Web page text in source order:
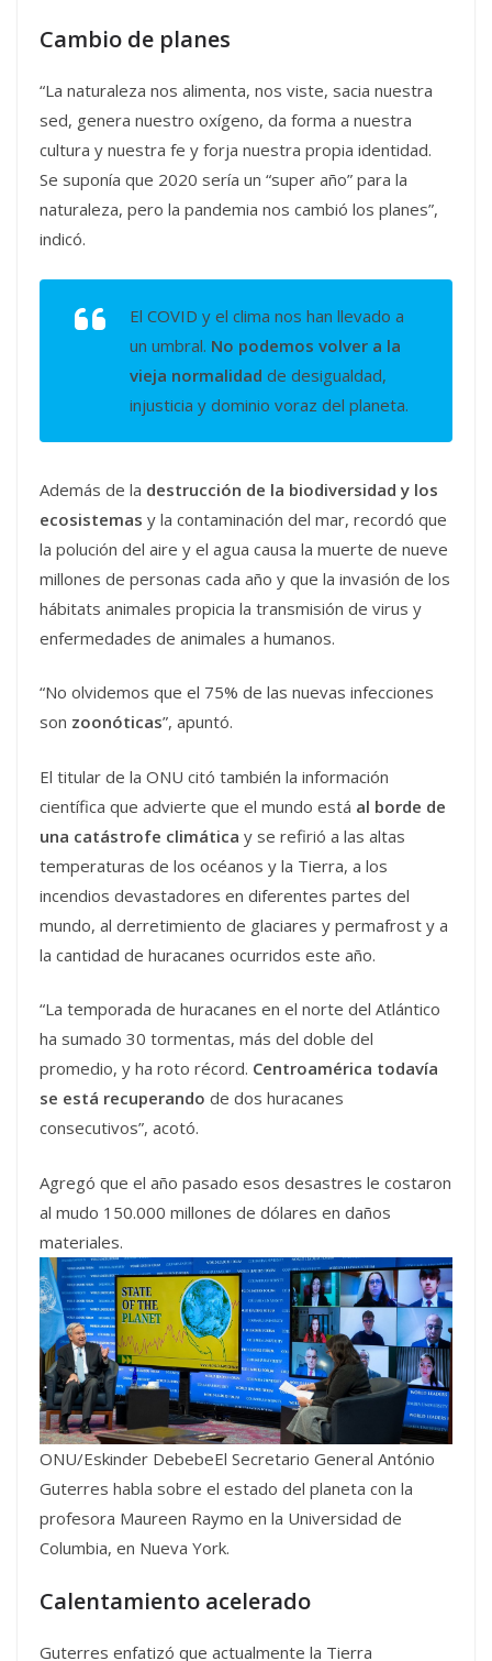
Cambio de planes
“La naturaleza nos alimenta, nos viste, sacia nuestra
sed, genera nuestro oxígeno, da forma a nuestra
cultura y nuestra fe y forja nuestra propia identidad.
Se suponía que 2020 sería un “super año” para la
naturaleza, pero la pandemia nos cambió los planes”,
indicó.
El COVID y el clima nos han llevado a
un umbral. No podemos volver a la
vieja normalidad de desigualdad,
injusticia y dominio voraz del planeta.
Además de la destrucción de la biodiversidad y los
ecosistemas y la contaminación del mar, recordó que
la polución del aire y el agua causa la muerte de nueve
millones de personas cada año y que la invasión de los
hábitats animales propicia la transmisión de virus y
enfermedades de animales a humanos.
“No olvidemos que el 75% de las nuevas infecciones
son zoonóticas”, apuntó.
El titular de la ONU citó también la información
científica que advierte que el mundo está al borde de
una catástrofe climática y se refirió a las altas
temperaturas de los océanos y la Tierra, a los
incendios devastadores en diferentes partes del
mundo, al derretimiento de glaciares y permafrost y a
la cantidad de huracanes ocurridos este año.
“La temporada de huracanes en el norte del Atlántico
ha sumado 30 tormentas, más del doble del
promedio, y ha roto récord. Centroamérica todavía
se está recuperando de dos huracanes
consecutivos”, acotó.
Agregó que el año pasado esos desastres le costaron
al mudo 150.000 millones de dólares en daños
materiales.
ONU/Eskinder DebebeEl Secretario General António
Guterres habla sobre el estado del planeta con la
profesora Maureen Raymo en la Universidad de
Columbia, en Nueva York.
Calentamiento acelerado
Guterres enfatizó que actualmente la Tierra